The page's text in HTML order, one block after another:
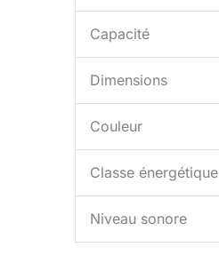
Capacité
Dimensions
Couleur
Classe énergétique
Niveau sonore